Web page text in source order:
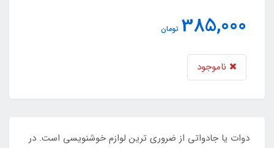
385,000 تومان
ناموجود
دوات یا جادواتی از ضروری ترین لوازم خوشنویسی است. در